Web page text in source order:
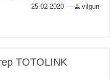
голосового
через ...
25-02-2020 — vilgun
TOTOLINK